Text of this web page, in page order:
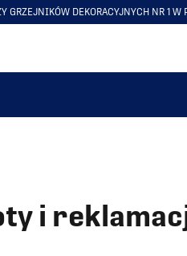
GRZEJNIKÓW DEKORACYJNYCH NR 1 W
i